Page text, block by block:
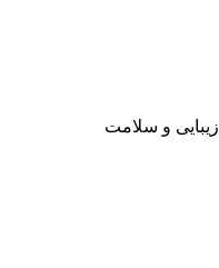
زیبایی و سلامت